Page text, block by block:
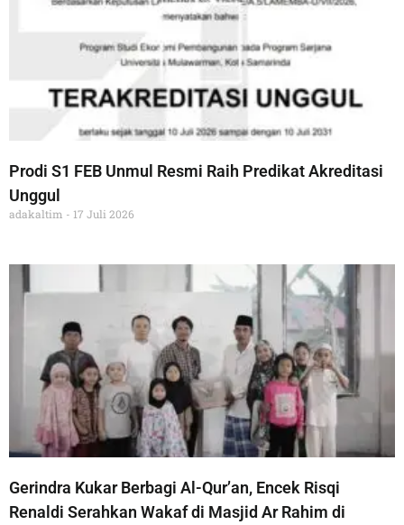
Prodi S1 FEB Unmul Resmi Raih Predikat Akreditasi
Unggul
adakaltim 17 Juli 2026
Gerindra Kukar Berbagi Al-Qur’an, Encek Risqi
Renaldi Serahkan Wakaf di Masjid Ar Rahim di